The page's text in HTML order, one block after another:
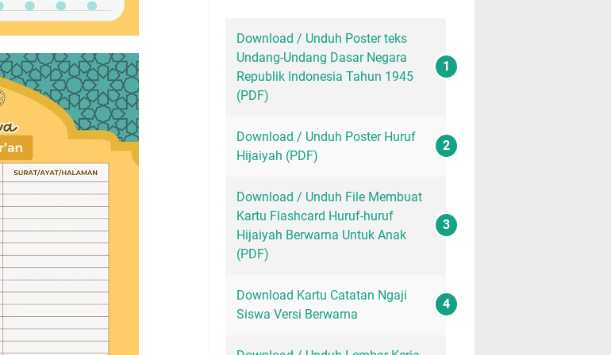
Download / Unduh Poster teks
Undang-Undang Dasar Negara
Republik Indonesia Tahun 1945
(PDF)
Download / Unduh Poster Huruf
Hijaiyah (PDF)
Download / Unduh File Membuat
Kartu Flashcard Huruf-huruf
Hijaiyah Berwarna Untuk Anak
(PDF)
Download Kartu Catatan Ngaji
Siswa Versi Berwarna